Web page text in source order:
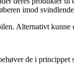
imod
Alternativt
de i